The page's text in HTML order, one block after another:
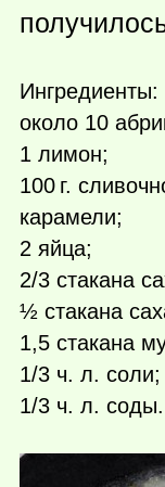
Ингредиенты:
около 10
1 лимон;
100 г.
карамели;
2 яйца;
2/3 стакана
½ стакана
1,5 стакана
1/3 ч. л. соли;
1/3 ч. л. соды.